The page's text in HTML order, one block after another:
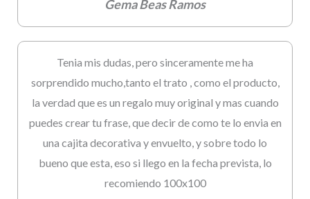
Gema Beas Ramos
Tenia mis dudas, pero sinceramente me ha
sorprendido mucho,tanto el trato , como el producto,
la verdad que es un regalo muy original y mas cuando
puedes crear tu frase, que decir de como te lo envia en
una cajita decorativa y envuelto, y sobre todo lo
bueno que esta, eso si llego en la fecha prevista, lo
recomiendo 100x100